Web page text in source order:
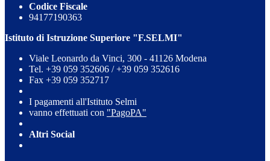
Codice Fiscale
94177190363
Istituto di Istruzione Superiore "F.SELMI"
Viale Leonardo da Vinci, 300 - 41126 Modena
Tel. +39 059 352606 / +39 059 352616
Fax +39 059 352717
I pagamenti all'Istituto Selmi
vanno effettuati con "PagoPA"
Altri Social